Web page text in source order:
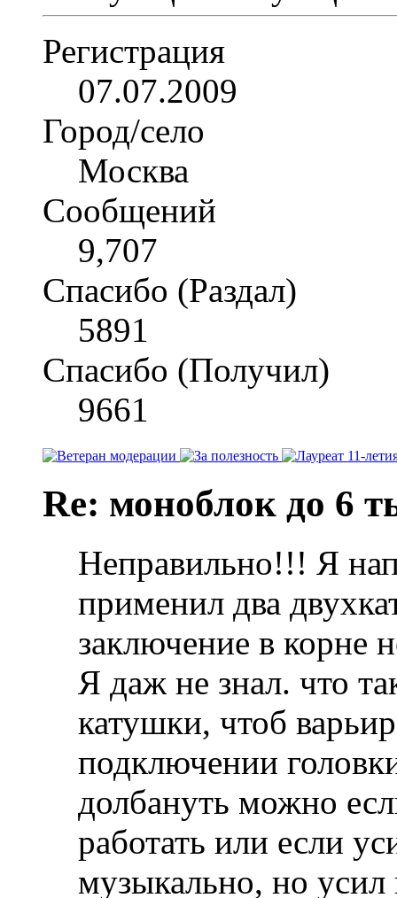
Регистрация
07.07.2009
Город/село
Москва
Сообщений
9,707
Спасибо (Раздал)
5891
Спасибо (Получил)
9661
Re: моноблок до 6
Неправильно!!! Я
применил два
заключение в корне
Я даж не знал. что
катушки, чтоб
подключении
долбануть можно
работать или если
музыкально, но